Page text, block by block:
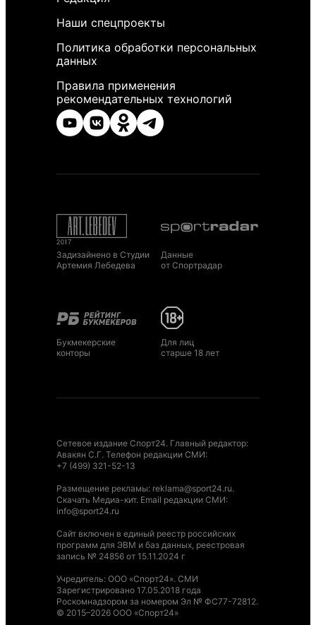
Наши спецпроекты
Политика обработки персональных
данных
Правила применения
рекомендательных технологий
Задизайнено в Студии
Артемия Лебедева
Данные
от Спортрадар
Букмекерские
конторы
Для лиц
старше 18 лет
Сетевое издание Спорт24. Главный редактор:
Авакян С.Г. Телефон редакции СМИ:
+7 (499) 321-52-13
Размещение рекламы: reklama@sport24.ru.
Скачать Медиа-кит. Email редакции СМИ:
info@sport24.ru
Сайт включен в единый реестр российских
программ для ЭВМ и баз данных, реестровая
запись № 24856 от 15.11.2024 г
Учредитель: ООО «Спорт24». СМИ
Зарегистрировано 17.05.2018 года
Роскомнадзором за номером Эл № ФС77-72812.
© 2015–2026 ООО «Спорт24»